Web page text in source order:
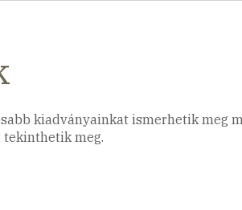
kiadványainkat ismerhetik meg
meg.